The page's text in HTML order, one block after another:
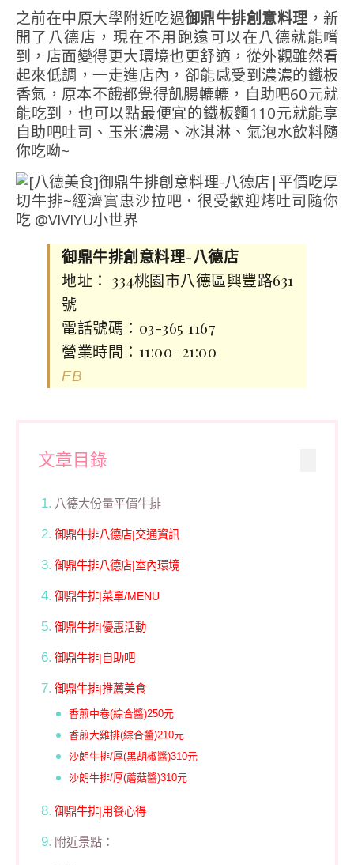
之前在中原大學附近吃過御鼎牛排創意料理，新
開了八德店，現在不用跑遠可以在八德就能嚐
到，店面變得更大環境也更舒適，從外觀雖然看
起來低調，一走進店內，卻能感受到濃濃的鐵板
香氣，原本不餓都覺得飢腸轆轆，自助吧60元就
能吃到，也可以點最便宜的鐵板麵110元就能享
自助吧吐司、玉米濃湯、冰淇淋、氣泡水飲料隨
你吃呦~
御鼎牛排創意料理-八德店
地址： 334桃園市八德區興豐路631
號
電話號碼：03-365 1167
營業時間：11:00–21:00
FB
文章目錄
八德大份量平價牛排
御鼎牛排八德店|交通資訊
御鼎牛排八德店|室內環境
御鼎牛排|菜單/MENU
御鼎牛排|優惠活動
御鼎牛排|自助吧
御鼎牛排|推薦美食
香煎中卷(綜合醬)250元
香煎大雞排(綜合醬)210元
沙朗牛排/厚(黑胡椒醬)310元
沙朗牛排/厚(蘑菇醬)310元
御鼎牛排|用餐心得
附近景點：